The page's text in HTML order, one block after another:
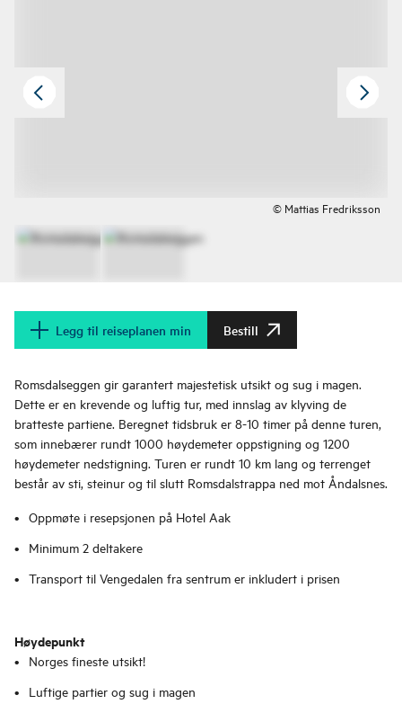
© Mattias Fredriksson
Legg til reiseplanen min Bestill
Romsdalseggen gir garantert majestetisk utsikt og sug i magen.
Dette er en krevende og luftig tur, med innslag av klyving de
bratteste partiene. Beregnet tidsbruk er 8-10 timer på denne turen,
som innebærer rundt 1000 høydemeter oppstigning og 1200
høydemeter nedstigning. Turen er rundt 10 km lang og terrenget
består av sti, steinur og til slutt Romsdalstrappa ned mot Åndalsnes.
Oppmøte i resepsjonen på Hotel Aak
Minimum 2 deltakere
Transport til Vengedalen fra sentrum er inkludert i prisen
Høydepunkt
Norges fineste utsikt!
Luftige partier og sug i magen